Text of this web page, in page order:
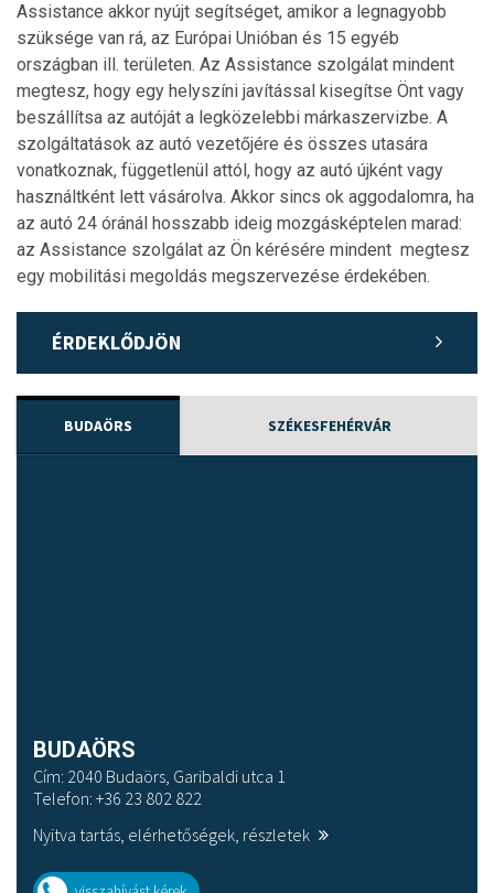
Assistance akkor nyújt segítséget, amikor a legnagyobb
szüksége van rá, az Európai Unióban és 15 egyéb
országban ill. területen. Az Assistance szolgálat mindent
megtesz, hogy egy helyszíni javítással kisegítse Önt vagy
beszállítsa az autóját a legközelebbi márkaszervizbe. A
szolgáltatások az autó vezetőjére és összes utasára
vonatkoznak, függetlenül attól, hogy az autó újként vagy
használtként lett vásárolva. Akkor sincs ok aggodalomra, ha
az autó 24 óránál hosszabb ideig mozgásképtelen marad:
az Assistance szolgálat az Ön kérésére mindent megtesz
egy mobilitási megoldás megszervezése érdekében.
ÉRDEKLŐDJÖN
BUDAÖRS SZÉKESFEHÉRVÁR
BUDAÖRS
Cím: 2040 Budaörs, Garibaldi utca 1
Telefon: +36 23 802 822
Nyitva tartás, elérhetőségek, részletek